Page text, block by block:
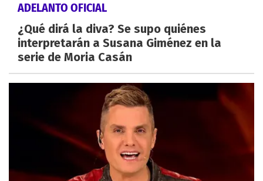
ADELANTO OFICIAL
¿Qué dirá la diva? Se supo quiénes
interpretarán a Susana Giménez en la
serie de Moria Casán